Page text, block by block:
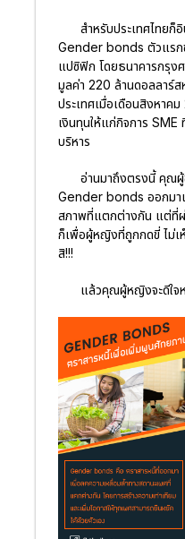
สำหรับประเทศไทยก็
Gender bonds ตัวแรกข
แปซิฟิก โดยธนาคารกรุ
มูลค่า 220 ล้านดอลลาร์
ประเทศเมื่อเดือนสิงหาค
เงินทุนให้แก่กิจการ
บริหาร
อ่านมาถึงตรงนี้ คุณผู้
Gender bonds ออกมา
สภาพที่แตกต่างกัน แต่ที่
ก็เพื่อผู้หญิงที่ถูกกดขี่ ไม่เ
สิ!!!
แล้วคุณผู้หญิงจะดีใจห